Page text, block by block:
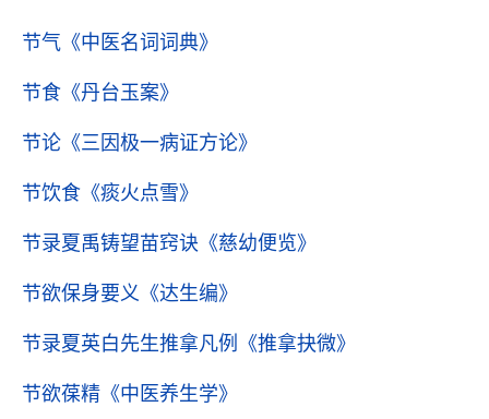
节气 《中医名词词典》
节食 《丹台玉案》
节论 《三因极一病证方论》
节饮食 《痰火点雪》
节录夏禹铸望苗窍诀 《慈幼便览》
节欲保身要义 《达生编》
节录夏英白先生推拿凡例 《推拿抉微》
节欲葆精 《中医养生学》